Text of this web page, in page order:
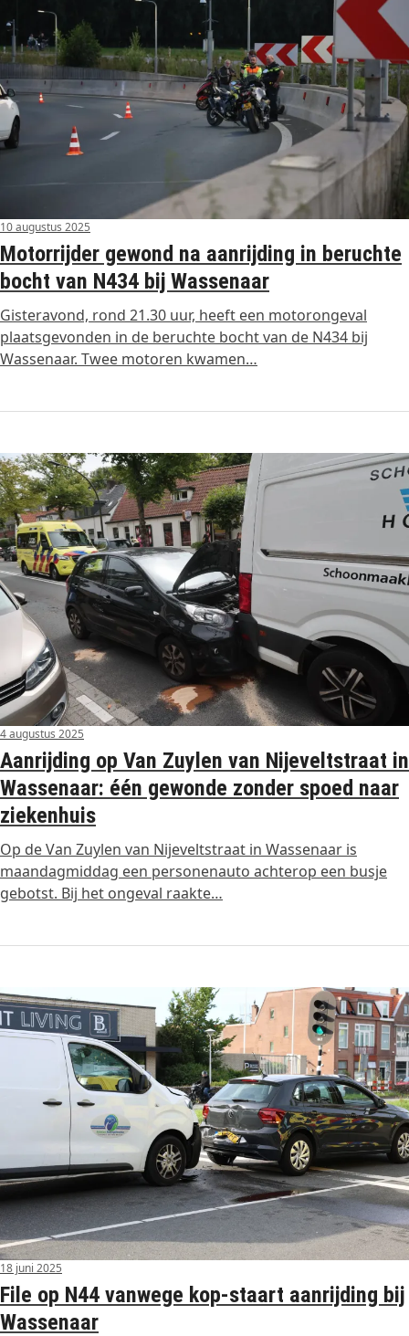
10 augustus 2025
Motorrijder gewond na aanrijding in beruchte
bocht van N434 bij Wassenaar
Gisteravond, rond 21.30 uur, heeft een motorongeval
plaatsgevonden in de beruchte bocht van de N434 bij
Wassenaar. Twee motoren kwamen…
4 augustus 2025
Aanrijding op Van Zuylen van Nijeveltstraat in
Wassenaar: één gewonde zonder spoed naar
ziekenhuis
Op de Van Zuylen van Nijeveltstraat in Wassenaar is
maandagmiddag een personenauto achterop een busje
gebotst. Bij het ongeval raakte…
18 juni 2025
File op N44 vanwege kop-staart aanrijding bij
Wassenaar